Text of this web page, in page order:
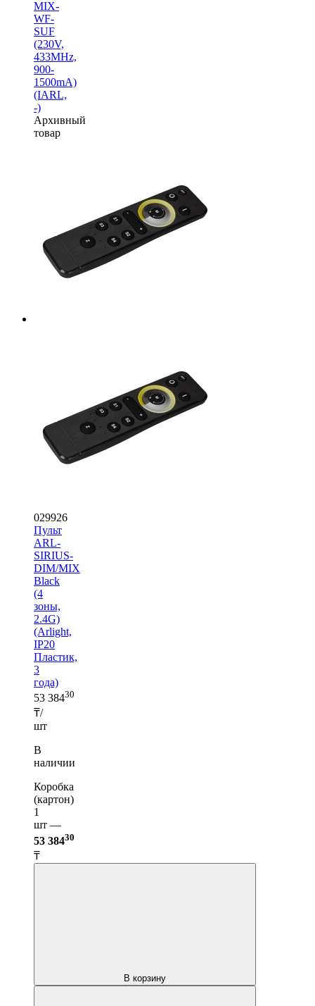
MIX-
WF-
SUF
(230V,
433MHz,
900-
1500mA)
(IARL,
-)
Архивный
товар
029926
Пульт
ARL-
SIRIUS-
DIM/MIX
Black
(4
зоны,
2.4G)
(Arlight,
IP20
Пластик,
3
года)
53 38430
₸/
шт
В
наличии
Коробка
(картон)
1
шт —
53 38430
₸
В корзину